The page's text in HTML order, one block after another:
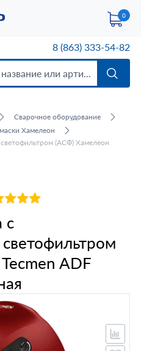
0
8 (863) 333-54-82
Сварочное оборудование
Хамелеон
(АСФ) Хамелеон
с
ADF